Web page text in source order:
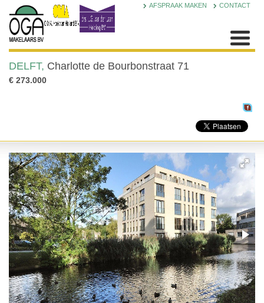
AFSPRAAK MAKEN CONTACT
DELFT, Charlotte de Bourbonstraat 71
€ 273.000